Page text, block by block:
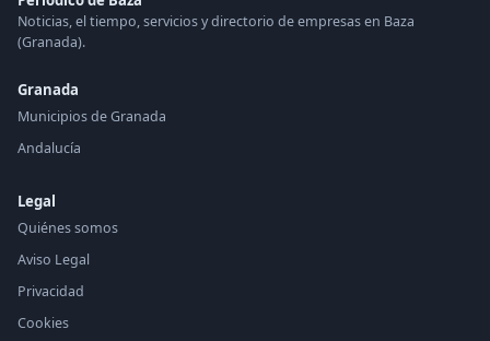
Noticias, el tiempo, servicios y directorio de empresas en Baza
(Granada).
Granada
Municipios de Granada
Andalucía
Legal
Quiénes somos
Aviso Legal
Privacidad
Cookies